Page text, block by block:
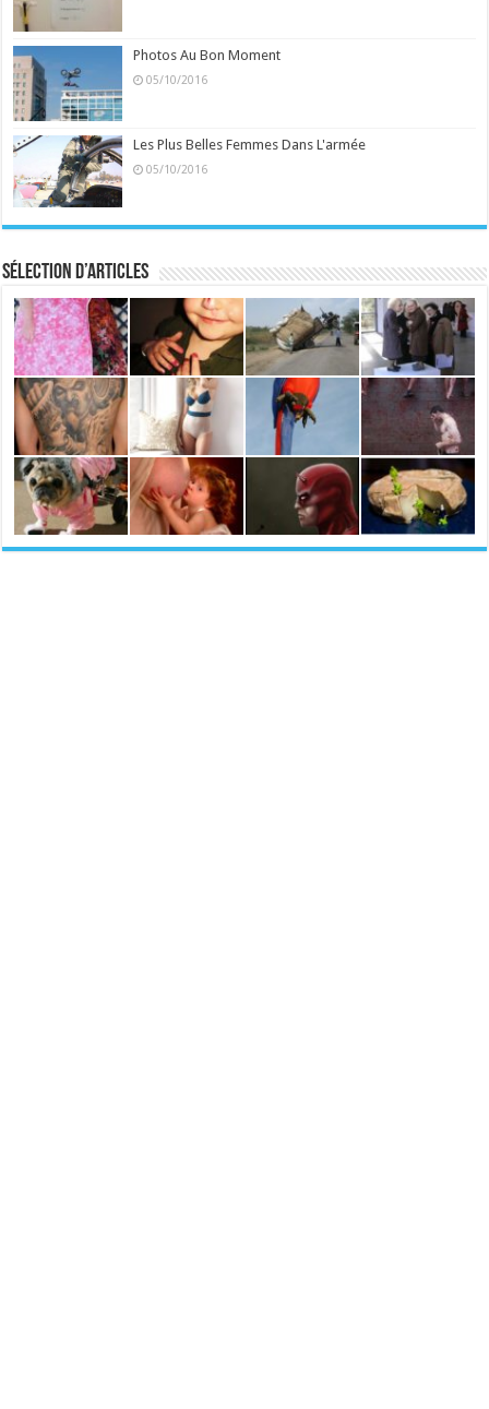
Photos Au Bon Moment
05/10/2016
Les Plus Belles Femmes Dans L'armée
05/10/2016
Sélection d’articles